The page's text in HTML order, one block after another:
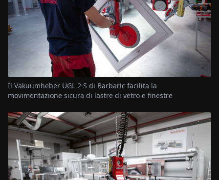
Il Vakuumheber UGL 2 S di Barbaric facilita la
movimentazione sicura di lastre di vetro e finestre